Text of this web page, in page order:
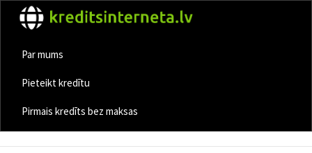
Par mums
Pieteikt kredītu
Pirmais kredīts bez maksas